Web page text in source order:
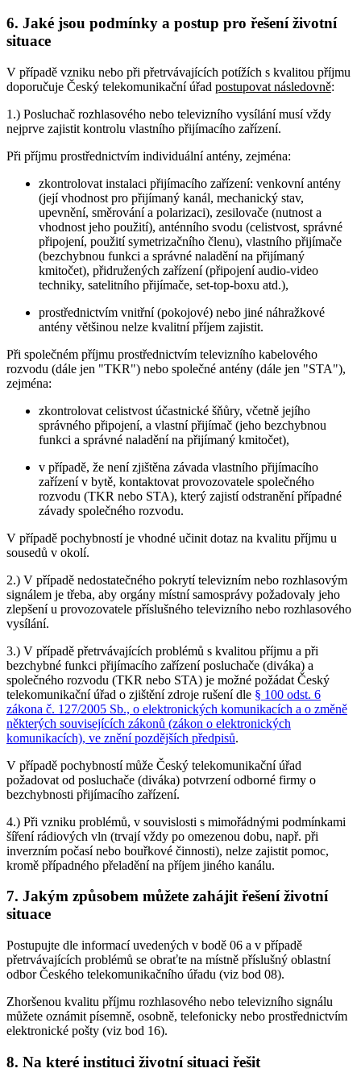
6. Jaké jsou podmínky a postup pro řešení životní
situace
V případě vzniku nebo při přetrvávajících potížích s kvalitou příjmu
doporučuje Český telekomunikační úřad postupovat následovně:
1.) Posluchač rozhlasového nebo televizního vysílání musí vždy
nejprve zajistit kontrolu vlastního přijímacího zařízení.
Při příjmu prostřednictvím individuální antény, zejména:
zkontrolovat instalaci přijímacího zařízení: venkovní antény
(její vhodnost pro přijímaný kanál, mechanický stav,
upevnění, směrování a polarizaci), zesilovače (nutnost a
vhodnost jeho použití), anténního svodu (celistvost, správné
připojení, použití symetrizačního členu), vlastního přijímače
(bezchybnou funkci a správné naladění na přijímaný
kmitočet), přidružených zařízení (připojení audio-video
techniky, satelitního přijímače, set-top-boxu atd.),
prostřednictvím vnitřní (pokojové) nebo jiné náhražkové
antény většinou nelze kvalitní příjem zajistit.
Při společném příjmu prostřednictvím televizního kabelového
rozvodu (dále jen "TKR") nebo společné antény (dále jen "STA"),
zejména:
zkontrolovat celistvost účastnické šňůry, včetně jejího
správného připojení, a vlastní přijímač (jeho bezchybnou
funkci a správné naladění na přijímaný kmitočet),
v případě, že není zjištěna závada vlastního přijímacího
zařízení v bytě, kontaktovat provozovatele společného
rozvodu (TKR nebo STA), který zajistí odstranění případné
závady společného rozvodu.
V případě pochybností je vhodné učinit dotaz na kvalitu příjmu u
sousedů v okolí.
2.) V případě nedostatečného pokrytí televizním nebo rozhlasovým
signálem je třeba, aby orgány místní samosprávy požadovaly jeho
zlepšení u provozovatele příslušného televizního nebo rozhlasového
vysílání.
3.) V případě přetrvávajících problémů s kvalitou příjmu a při
bezchybné funkci přijímacího zařízení posluchače (diváka) a
společného rozvodu (TKR nebo STA) je možné požádat Český
telekomunikační úřad o zjištění zdroje rušení dle § 100 odst. 6
zákona č. 127/2005 Sb., o elektronických komunikacích a o změně
některých souvisejících zákonů (zákon o elektronických
komunikacích), ve znění pozdějších předpisů.
V případě pochybností může Český telekomunikační úřad
požadovat od posluchače (diváka) potvrzení odborné firmy o
bezchybnosti přijímacího zařízení.
4.) Při vzniku problémů, v souvislosti s mimořádnými podmínkami
šíření rádiových vln (trvají vždy po omezenou dobu, např. při
inverzním počasí nebo bouřkové činnosti), nelze zajistit pomoc,
kromě případného přeladění na příjem jiného kanálu.
7. Jakým způsobem můžete zahájit řešení životní
situace
Postupujte dle informací uvedených v bodě 06 a v případě
přetrvávajících problémů se obraťte na místně příslušný oblastní
odbor Českého telekomunikačního úřadu (viz bod 08).
Zhoršenou kvalitu příjmu rozhlasového nebo televizního signálu
můžete oznámit písemně, osobně, telefonicky nebo prostřednictvím
elektronické pošty (viz bod 16).
8. Na které instituci životní situaci řešit